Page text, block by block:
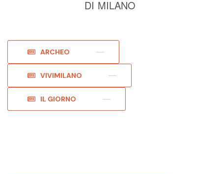
DI MILANO
ARCHEO
VIVIMILANO
IL GIORNO